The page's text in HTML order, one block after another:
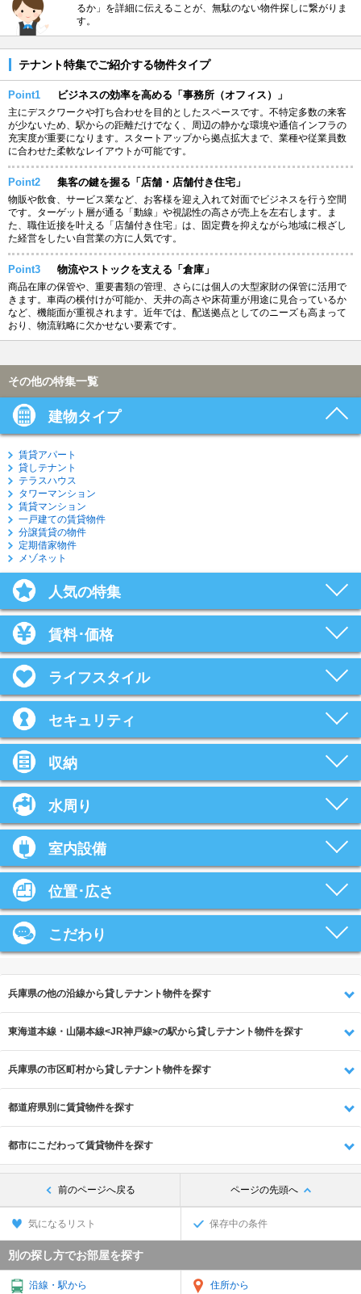
るか」を詳細に伝えることが、無駄のない物件探しに繋がりま
す。
テナント特集でご紹介する物件タイプ
Point1 ビジネスの効率を高める「事務所（オフィス）」
主にデスクワークや打ち合わせを目的としたスペースです。不特定多数の来客
が少ないため、駅からの距離だけでなく、周辺の静かな環境や通信インフラの
充実度が重要になります。スタートアップから拠点拡大まで、業種や従業員数
に合わせた柔軟なレイアウトが可能です。
Point2 集客の鍵を握る「店舗・店舗付き住宅」
物販や飲食、サービス業など、お客様を迎え入れて対面でビジネスを行う空間
です。ターゲット層が通る「動線」や視認性の高さが売上を左右します。ま
た、職住近接を叶える「店舗付き住宅」は、固定費を抑えながら地域に根ざし
た経営をしたい自営業の方に人気です。
Point3 物流やストックを支える「倉庫」
商品在庫の保管や、重要書類の管理、さらには個人の大型家財の保管に活用で
きます。車両の横付けが可能か、天井の高さや床荷重が用途に見合っているか
など、機能面が重視されます。近年では、配送拠点としてのニーズも高まって
おり、物流戦略に欠かせない要素です。
その他の特集一覧
建物タイプ
賃貸アパート
貸しテナント
テラスハウス
タワーマンション
賃貸マンション
一戸建ての賃貸物件
分譲賃貸の物件
定期借家物件
メゾネット
人気の特集
賃料･価格
ライフスタイル
セキュリティ
収納
水周り
室内設備
位置･広さ
こだわり
兵庫県の他の沿線から貸しテナント物件を探す
東海道本線・山陽本線<JR神戸線>の駅から貸しテナント物件を探す
兵庫県の市区町村から貸しテナント物件を探す
都道府県別に賃貸物件を探す
都市にこだわって賃貸物件を探す
前のページへ戻る ページの先頭へ
気になるリスト 保存中の条件
別の探し方でお部屋を探す
沿線・駅から 住所から